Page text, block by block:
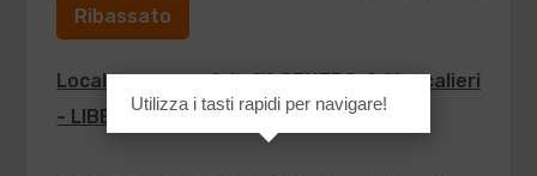
Ribassato
Locale commercialeIN CENTRO AMoncalieri
- LIBERO
Utilizza i tasti rapidi per navigare!